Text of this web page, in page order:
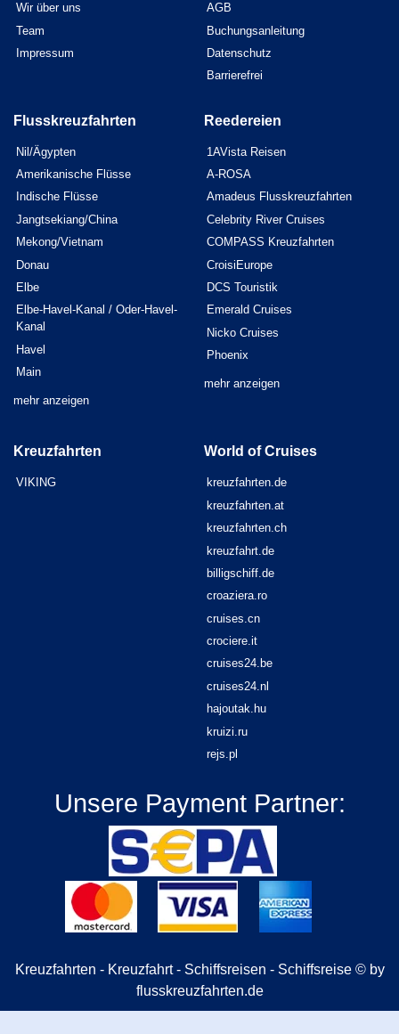
Wir über uns
Team
Impressum
AGB
Buchungsanleitung
Datenschutz
Barrierefrei
Flusskreuzfahrten
Nil/Ägypten
Amerikanische Flüsse
Indische Flüsse
Jangtsekiang/China
Mekong/Vietnam
Donau
Elbe
Elbe-Havel-Kanal / Oder-Havel-
Kanal
Havel
Main
mehr anzeigen
Reedereien
1AVista Reisen
A-ROSA
Amadeus Flusskreuzfahrten
Celebrity River Cruises
COMPASS Kreuzfahrten
CroisiEurope
DCS Touristik
Emerald Cruises
Nicko Cruises
Phoenix
mehr anzeigen
Kreuzfahrten
VIKING
World of Cruises
kreuzfahrten.de
kreuzfahrten.at
kreuzfahrten.ch
kreuzfahrt.de
billigschiff.de
croaziera.ro
cruises.cn
crociere.it
cruises24.be
cruises24.nl
hajoutak.hu
kruizi.ru
rejs.pl
Unsere Payment Partner:
Kreuzfahrten - Kreuzfahrt - Schiffsreisen - Schiffsreise © by
flusskreuzfahrten.de